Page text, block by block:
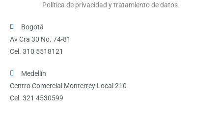
Política de privacidad y tratamiento de datos
Bogotá
Av Cra 30 No. 74-81
Cel. 310 5518121
Medellín
Centro Comercial Monterrey Local 210
Cel. 321 4530599